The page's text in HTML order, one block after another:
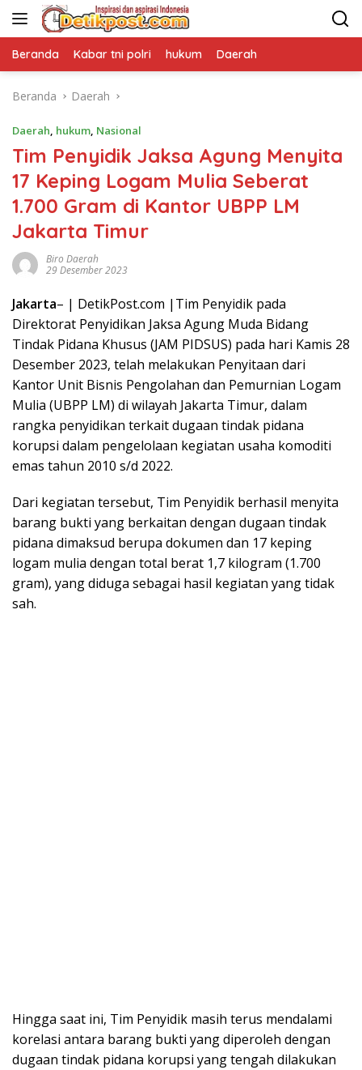
Langsung
Beranda Kabar tni polri hukum Daerah
Beranda Daerah
Daerah, hukum, Nasional
Tim Penyidik Jaksa Agung Menyita
17 Keping Logam Mulia Seberat
1.700 Gram di Kantor UBPP LM
Jakarta Timur
Biro Daerah
29 Desember 2023
Jakarta– | DetikPost.com |Tim Penyidik pada
Direktorat Penyidikan Jaksa Agung Muda Bidang
Tindak Pidana Khusus (JAM PIDSUS) pada hari Kamis 28
Desember 2023, telah melakukan Penyitaan dari
Kantor Unit Bisnis Pengolahan dan Pemurnian Logam
Mulia (UBPP LM) di wilayah Jakarta Timur, dalam
rangka penyidikan terkait dugaan tindak pidana
korupsi dalam pengelolaan kegiatan usaha komoditi
emas tahun 2010 s/d 2022.
Dari kegiatan tersebut, Tim Penyidik berhasil menyita
barang bukti yang berkaitan dengan dugaan tindak
pidana dimaksud berupa dokumen dan 17 keping
logam mulia dengan total berat 1,7 kilogram (1.700
gram), yang diduga sebagai hasil kegiatan yang tidak
sah.
Hingga saat ini, Tim Penyidik masih terus mendalami
korelasi antara barang bukti yang diperoleh dengan
dugaan tindak pidana korupsi yang tengah dilakukan